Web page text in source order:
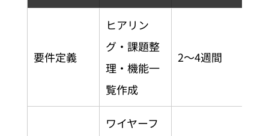
要件定義
ヒアリン
グ・課題整
理・機能一
覧作成
2〜4週間
ワイヤーフ